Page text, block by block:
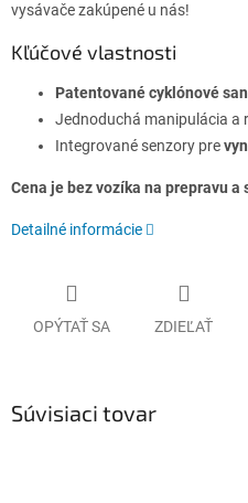
vysávače zakúpené u nás!
Kľúčové vlastnosti
Patentované cyklónové
Jednoduchá manipulácia a
Integrované senzory pre
Cena je bez vozíka na prepravu a
Detailné informácie
OPÝTAŤ SA ZDIEĽAŤ
Súvisiaci tovar